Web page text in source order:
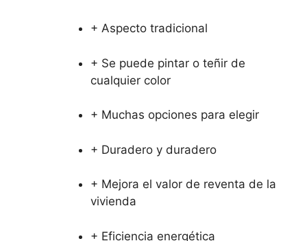
+ Aspecto tradicional
+ Se puede pintar o teñir de
cualquier color
+ Muchas opciones para elegir
+ Duradero y duradero
+ Mejora el valor de reventa de la
vivienda
+ Eficiencia energética